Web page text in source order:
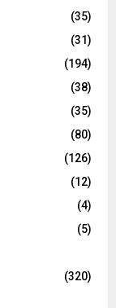
(35)
(31)
(194)
(38)
(35)
(80)
(126)
(12)
(4)
(5)
(320)